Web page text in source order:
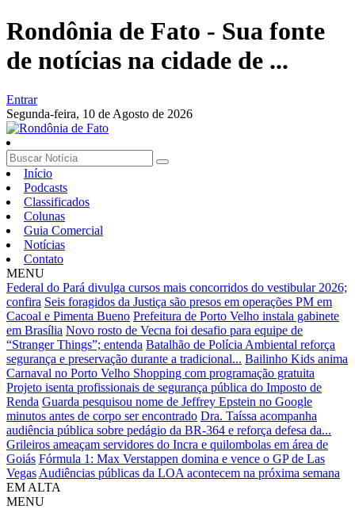
Rondônia de Fato - Sua fonte
de notícias na cidade de ...
Entrar
Segunda-feira, 10 de Agosto de 2026
Início
Podcasts
Classificados
Colunas
Guia Comercial
Notícias
Contato
MENU
Federal do Pará divulga cursos mais concorridos do vestibular 2026;
confira Seis foragidos da Justiça são presos em operações PM em
Cacoal e Pimenta Bueno Prefeitura de Porto Velho instala gabinete
em Brasília Novo rosto de Vecna foi desafio para equipe de
“Stranger Things”; entenda Batalhão de Polícia Ambiental reforça
segurança e preservação durante a tradicional... Bailinho Kids anima
Carnaval no Porto Velho Shopping com programação gratuita
Projeto isenta profissionais de segurança pública do Imposto de
Renda Guarda pesquisou nome de Jeffrey Epstein no Google
minutos antes de corpo ser encontrado Dra. Taíssa acompanha
audiência pública sobre pedágio da BR-364 e reforça defesa da...
Grileiros ameaçam servidores do Incra e quilombolas em área de
Goiás Fórmula 1: Max Verstappen domina e vence o GP de Las
Vegas Audiências públicas da LOA acontecem na próxima semana
EM ALTA
MENU